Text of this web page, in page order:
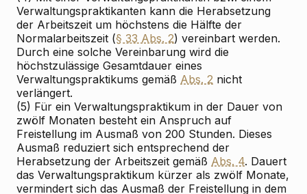
Verwaltungspraktikanten kann die Herabsetzung
der Arbeitszeit um höchstens die Hälfte der
Normalarbeitszeit (§ 33 Abs. 2) vereinbart werden.
Durch eine solche Vereinbarung wird die
höchstzulässige Gesamtdauer eines
Verwaltungspraktikums gemäß Abs. 2 nicht
verlängert.
(5) Für ein Verwaltungspraktikum in der Dauer von
zwölf Monaten besteht ein Anspruch auf
Freistellung im Ausmaß von 200 Stunden. Dieses
Ausmaß reduziert sich entsprechend der
Herabsetzung der Arbeitszeit gemäß Abs. 4. Dauert
das Verwaltungspraktikum kürzer als zwölf Monate,
vermindert sich das Ausmaß der Freistellung in dem